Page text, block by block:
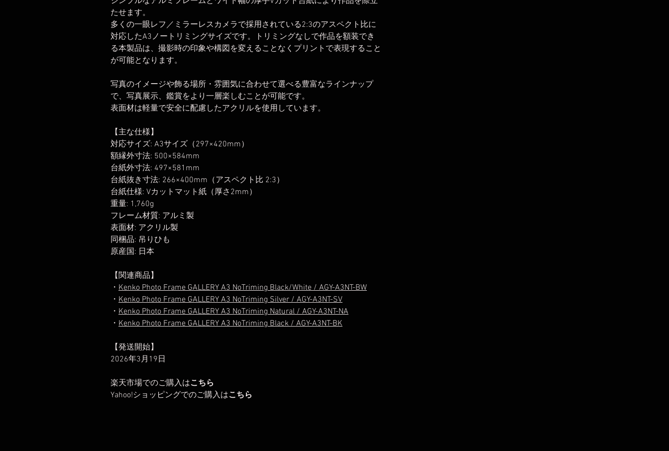
たせます。
多くの一眼レフ／ミラーレスカメラで採用されている2:3のアスペクト比に
対応したA3ノートリミングサイズです。トリミングなしで作品を額装でき
る本製品は、撮影時の印象や構図を変えることなくプリントで表現すること
が可能となります。
写真のイメージや飾る場所・雰囲気に合わせて選べる豊富なラインナップ
で、写真展示、鑑賞をより一層楽しむことが可能です。
表面材は軽量で安全に配慮したアクリルを使用しています。
【主な仕様】
対応サイズ: A3サイズ（297×420mm）
額縁外寸法: 500×584mm
台紙外寸法: 497×581mm
台紙抜き寸法: 266×400mm（アスペクト比 2:3）
台紙仕様: Vカットマット紙（厚さ2mm）
重量: 1,760g
フレーム材質: アルミ製
表面材: アクリル製
同梱品: 吊りひも
原産国: 日本
【関連商品】
・ Kenko Photo Frame GALLERY A3 NoTriming Black/White / AGY-A3NT-BW
・ Kenko Photo Frame GALLERY A3 NoTriming Silver / AGY-A3NT-SV
・ Kenko Photo Frame GALLERY A3 NoTriming Natural / AGY-A3NT-NA
・ Kenko Photo Frame GALLERY A3 NoTriming Black / AGY-A3NT-BK
【発送開始】
2026年3月19日
楽天市場でのご購入はこちら
Yahoo!ショッピングでのご購入はこちら